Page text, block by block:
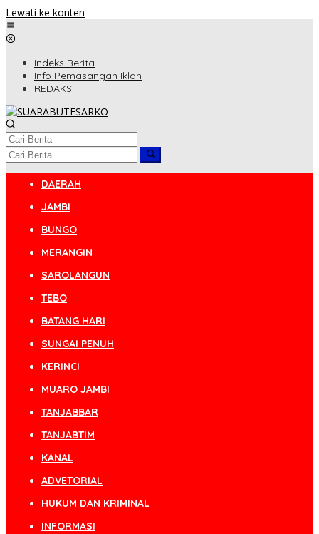
Lewati ke konten
Indeks Berita
Info Pemasangan Iklan
REDAKSI
DAERAH
JAMBI
BUNGO
MERANGIN
SAROLANGUN
TEBO
BATANG HARI
SUNGAI PENUH
KERINCI
MUARO JAMBI
TANJABBAR
TANJABTIM
KANAL
ADVETORIAL
HUKUM DAN KRIMINAL
INFORMASI